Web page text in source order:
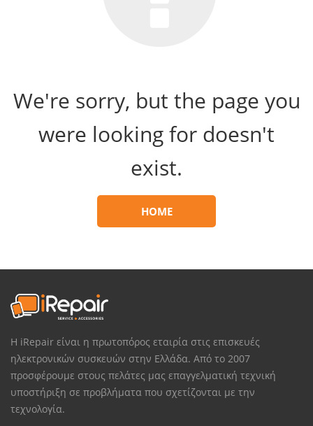
We're sorry, but the page you
were looking for doesn't
exist.
HOME
Η iRepair είναι η πρωτοπόρος εταιρία στις επισκευές
ηλεκτρονικών συσκευών στην Ελλάδα. Από το 2007
προσφέρουμε στους πελάτες μας επαγγελματική τεχνική
υποστήριξη σε προβλήματα που σχετίζονται με την
τεχνολογία.